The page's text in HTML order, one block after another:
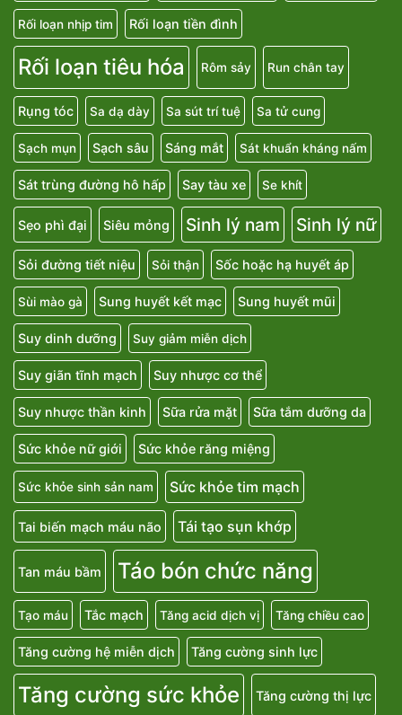
Rối loạn nhịp tim Rối loạn tiền đình
Rối loạn tiêu hóa Rôm sảy Run chân tay
Rụng tóc Sa dạ dày Sa sút trí tuệ Sa tử cung
Sạch mụn Sạch sâu Sáng mắt Sát khuẩn kháng nấm
Sát trùng đường hô hấp Say tàu xe Se khít
Sẹo phì đại Siêu mỏng Sinh lý nam Sinh lý nữ
Sỏi đường tiết niệu Sỏi thận Sốc hoặc hạ huyết áp
Sùi mào gà Sung huyết kết mạc Sung huyết mũi
Suy dinh dưỡng Suy giảm miễn dịch
Suy giãn tĩnh mạch Suy nhược cơ thể
Suy nhược thần kinh Sữa rửa mặt Sữa tắm dưỡng da
Sức khỏe nữ giới Sức khỏe răng miệng
Sức khỏe sinh sản nam Sức khỏe tim mạch
Tai biến mạch máu não Tái tạo sụn khớp
Tan máu bầm Táo bón chức năng
Tạo máu Tắc mạch Tăng acid dịch vị Tăng chiều cao
Tăng cường hệ miễn dịch Tăng cường sinh lực
Tăng cường sức khỏe Tăng cường thị lực